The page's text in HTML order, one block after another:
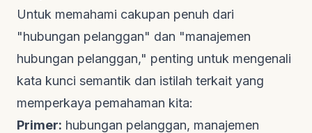
Untuk memahami cakupan penuh dari
"hubungan pelanggan" dan "manajemen
hubungan pelanggan," penting untuk mengenali
kata kunci semantik dan istilah terkait yang
memperkaya pemahaman kita:
Primer: hubungan pelanggan, manajemen